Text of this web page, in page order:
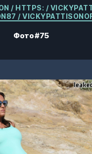
Категорії
/ HTTPS: /
/
Фото #75